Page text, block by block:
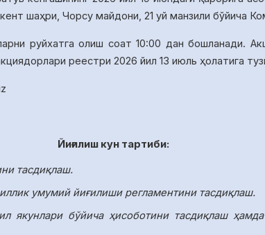
шаҳри, Чорсу майдони, 21 уй манзили бўйича
руйхатга олиш соат10:00 дан бошланади.
реестри 2026 йил 13 июль ҳолатига
Йиғилиш кун тартиби:
тасдиқлаш.
умумий йиғилиши регламентини тасдиқлаш.
якунлари бўйича ҳисоботини тасдиқлаш